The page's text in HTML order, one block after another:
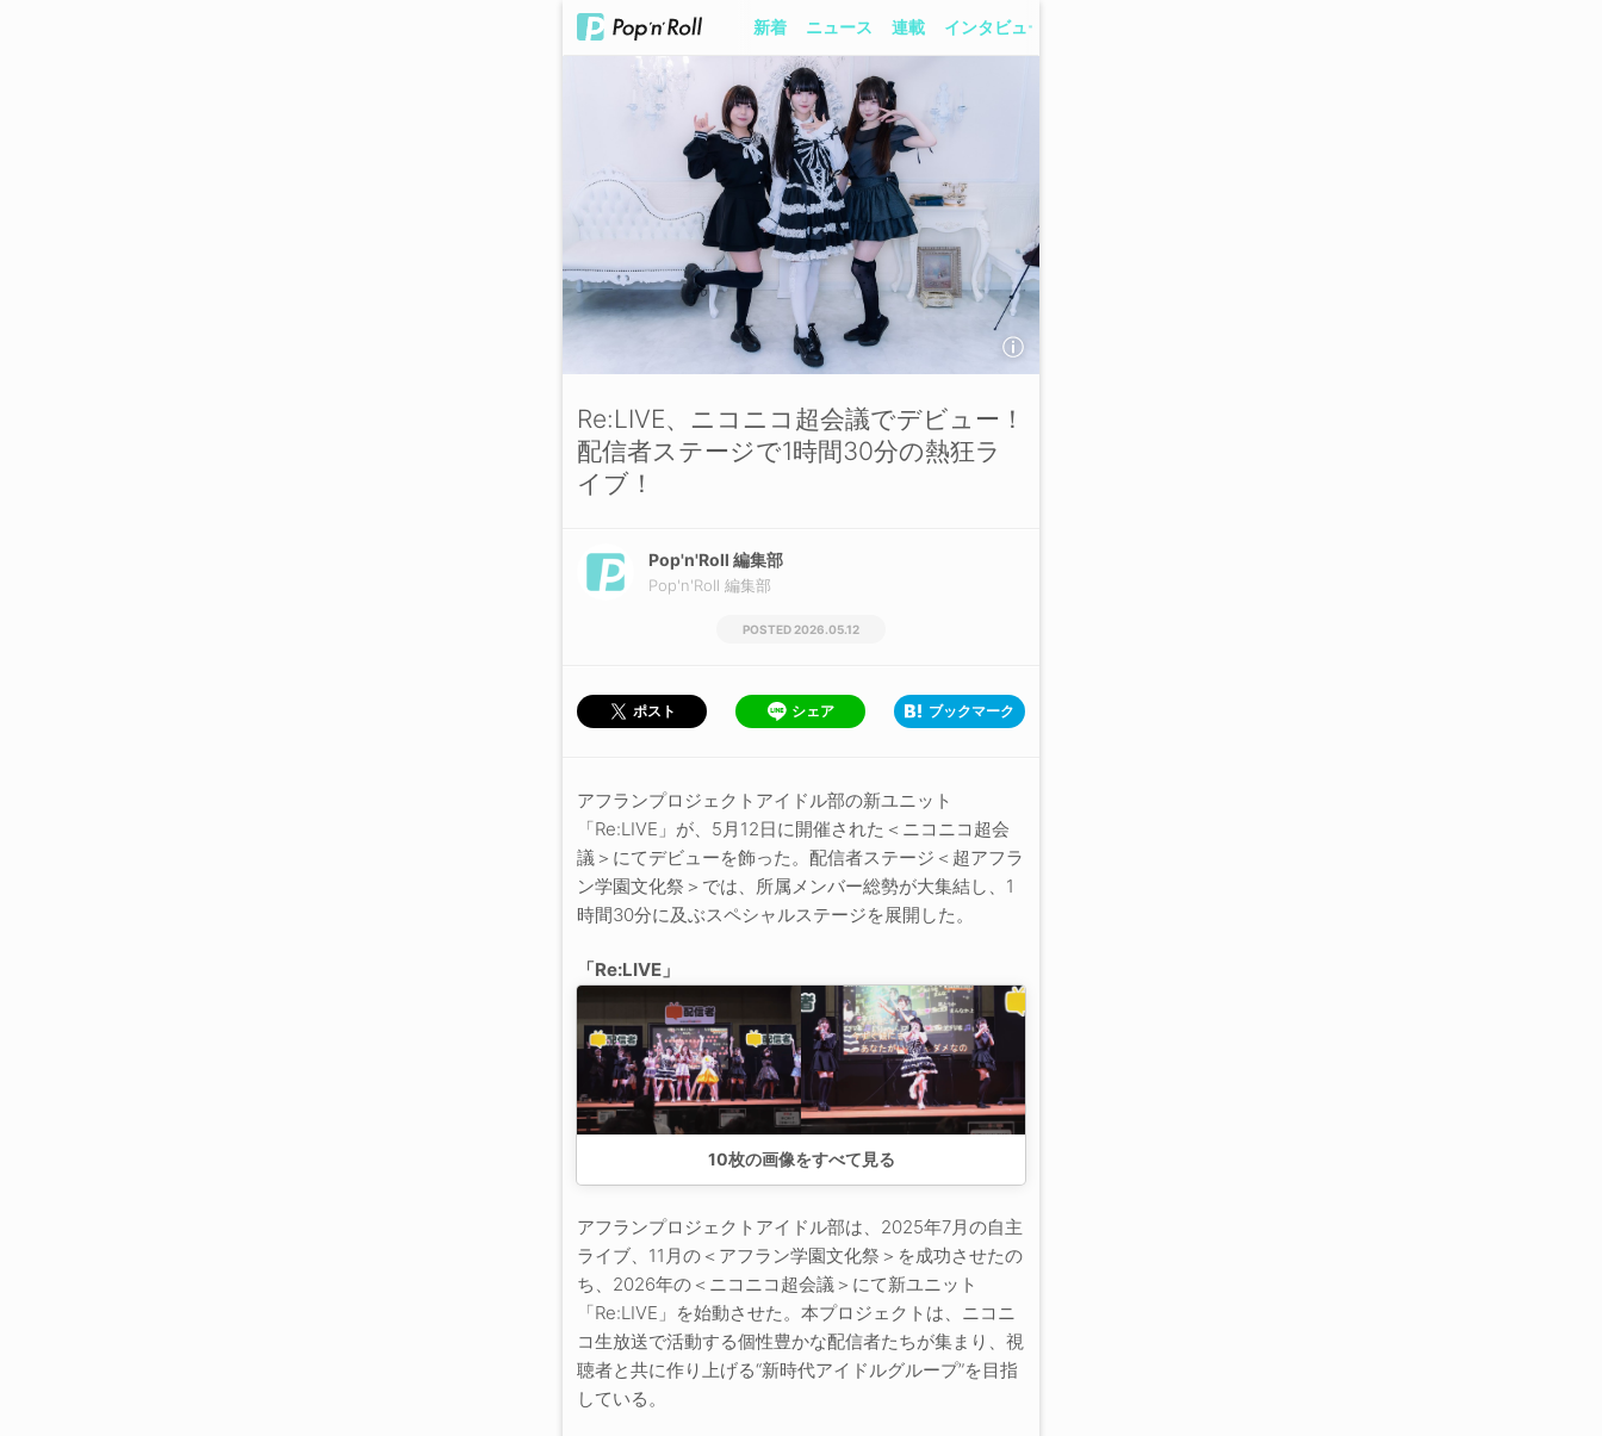
新着 ニュース 連載 インタビュー
Re:LIVE、ニコニコ超会議でデビュー！
配信者ステージで1時間30分の熱狂ラ
イブ！
Pop'n'Roll 編集部
Pop'n'Roll 編集部
2026.05.12
ポスト シェア ブックマーク
アフランプロジェクトアイドル部の新ユニット
「Re:LIVE」が、5月12日に開催された＜ニコニコ超会
議＞にてデビューを飾った。配信者ステージ＜超アフラ
ン学園文化祭＞では、所属メンバー総勢が大集結し、1
時間30分に及ぶスペシャルステージを展開した。
「Re:LIVE」
10枚の画像をすべて見る
アフランプロジェクトアイドル部は、2025年7月の自主
ライブ、11月の＜アフラン学園文化祭＞を成功させたの
ち、2026年の＜ニコニコ超会議＞にて新ユニット
「Re:LIVE」を始動させた。本プロジェクトは、ニコニ
コ生放送で活動する個性豊かな配信者たちが集まり、視
聴者と共に作り上げる“新時代アイドルグループ”を目指
している。